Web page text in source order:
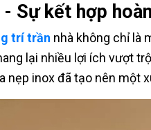
Sự kết hợp
trí trần nhà không chỉ là
lại nhiều lợi ích vượt
nẹp inox đã tạo nên một